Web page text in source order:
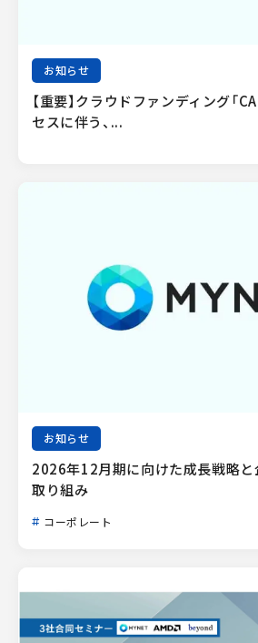
お知らせ
【重要】クラウドファンディング「
セスに伴う、...
お知らせ
2026年12月期に向けた成長戦略と
取り組み
コーポレート